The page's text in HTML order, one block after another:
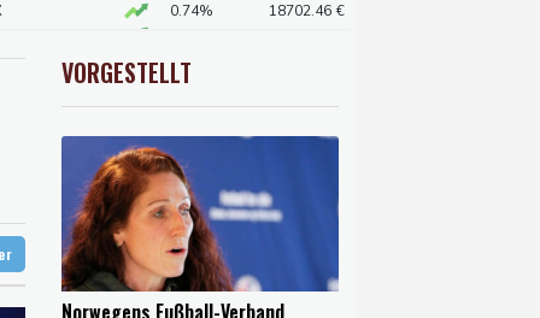
- Festnahme
Markt
zu Merz-Rücktritt
wegen Sabotage
0.74% 18702.46 €
50
0.49%
0.35%
VORGESTELLT